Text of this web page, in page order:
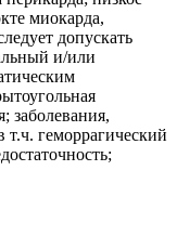
миокарда,
допускать
и/или
заболевания,
геморрагический